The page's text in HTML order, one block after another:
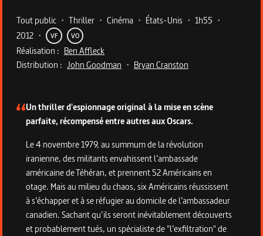
Metadata du programme
Tout public • Thriller • Cinéma • États-Unis • 1h55 •
2012 • VF VO
Réalisation : Ben Affleck
Distribution : John Goodman • Bryan Cranston
Un thriller d'espionnage original à la mise en scène
parfaite, récompensé entre autres aux Oscars.
Le 4 novembre 1979, au summum de la révolution
iranienne, des militants envahissent l’ambassade
américaine de Téhéran, et prennent 52 Américains en
otage. Mais au milieu du chaos, six Américains réussissent
à s’échapper et à se réfugier au domicile de l’ambassadeur
canadien. Sachant qu’ils seront inévitablement découverts
et probablement tués, un spécialiste de "l’exfiltration" de